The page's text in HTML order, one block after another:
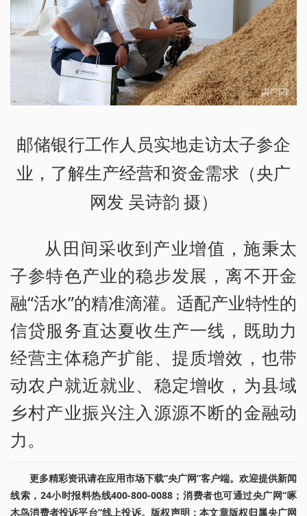
邮储银行工作人员实地走访太子参企
业，了解生产经营和资金需求（央广
网发 吴诗韵 摄）
从田间采收到产业增值，施秉太
子参特色产业的稳步发展，离不开金
融“活水”的精准滴灌。适配产业特性的
信贷服务直达夏收生产一线，既助力
经营主体稳产扩能、提质增效，也带
动农户就近就业、稳定增收，为县域
乡村产业振兴注入源源不断的金融动
力。
更多精彩资讯请在应用市场下载“央广网”客户端。欢迎提供新闻
线索，24小时报料热线400-800-0088；消费者也可通过央广网“啄
木鸟消费者投诉平台”线上投诉。版权声明：本文章版权归属央广网